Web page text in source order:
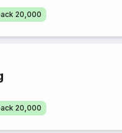
20,000
20,000